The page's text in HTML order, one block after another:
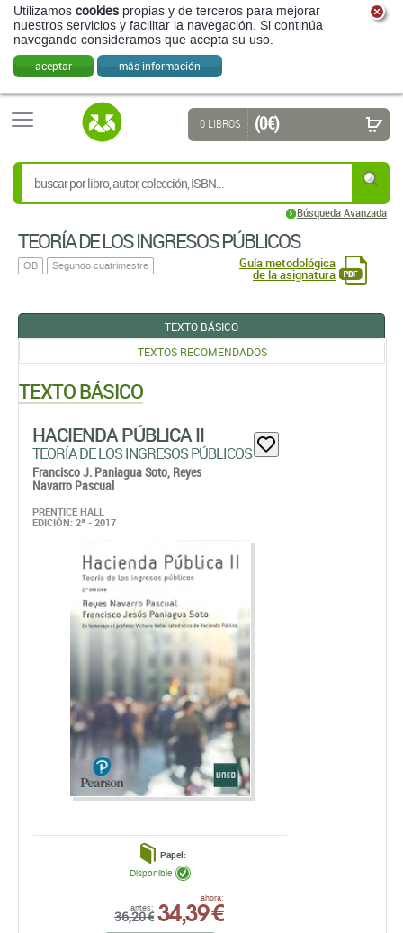
Utilizamos cookies propias y de terceros para mejorar
nuestros servicios y facilitar la navegación. Si continúa
navegando consideramos que acepta su uso.
aceptar más información
Búsqueda Avanzada
0 LIBROS (0 €)
TEORÍA DE LOS INGRESOS PÚBLICOS
OB Segundo cuatrimestre Guía metodológica
de la asignatura
TEXTO BÁSICO
TEXTOS RECOMENDADOS
TEXTO BÁSICO
HACIENDA PÚBLICA II
TEORÍA DE LOS INGRESOS PÚBLICOS
Francisco J. Paniagua Soto, Reyes
Navarro Pascual
PRENTICE HALL
EDICIÓN: 2ª - 2017
Papel:
antes:
36,20 €
ahora:
34,39 €
Disponible